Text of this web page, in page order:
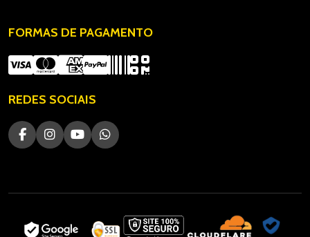
FORMAS DE PAGAMENTO
REDES SOCIAIS